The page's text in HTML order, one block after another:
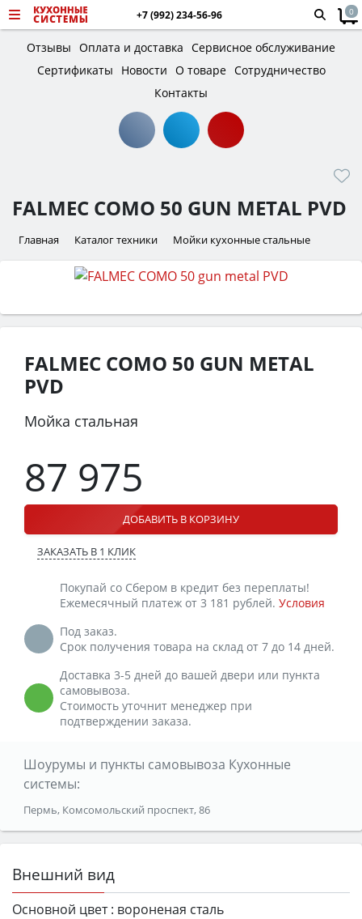
+7 (992) 234-56-96 0
Отзывы Оплата и доставка Сервисное обслуживание
Сертификаты
Новости О товаре Сотрудничество
Контакты
FALMEC COMO 50 GUN METAL PVD
Главная Каталог техники Мойки кухонные стальные
FALMEC COMO 50 GUN METAL
PVD
Мойка стальная
87 975
ДОБАВИТЬ В КОРЗИНУ
ЗАКАЗАТЬ В 1 КЛИК
Покупай со Сбером в кредит без переплаты!
Ежемесячный платеж от 3 181 рублей. Условия
Под заказ.
Срок получения товара на склад от 7 до 14 дней.
Доставка 3-5 дней до вашей двери или пункта
самовывоза.
Стоимость уточнит менеджер при
подтверждении заказа.
Шоурумы и пункты самовывоза Кухонные
системы:
Пермь, Комсомольский проспект, 86
Внешний вид
Основной цвет : вороненая сталь